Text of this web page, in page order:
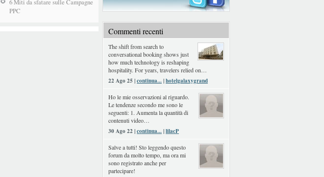
6 Miti da sfatare sulle Campagne
PPC
Commenti recenti
The shift from search to
conversational booking shows just
how much technology is reshaping
hospitality. For years, travelers relied on…
22 Ago 25 |continua...|hotelgalaxygrand
Ho le mie osservazioni al riguardo.
Le tendenze secondo me sono le
seguenti: 1. Aumenta la quantità di
contenuti video…
30 Ago 22 |continua...|lilacP
Salve a tutti! Sto leggendo questo
forum da molto tempo, ma ora mi
sono registrato anche per
partecipare!